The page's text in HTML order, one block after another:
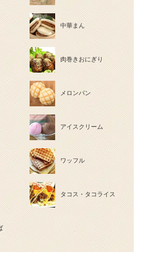
中華まん
肉巻きおにぎり
メロンパン
アイスクリーム
ワッフル
タコス・タコライス